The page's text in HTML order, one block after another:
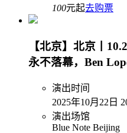
100元起去购票
【北京】北京丨
永不落幕，Ben
演出时间
2025年10月22日
演出场馆
Blue Note Beijing